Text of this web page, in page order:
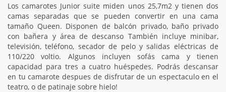
Los camarotes Junior suite miden unos 25,7m2 y tienen dos
camas separadas que se pueden convertir en una cama
tamaño Queen. Disponen de balcón privado, baño privado
con bañera y área de descanso También incluye minibar,
televisión, teléfono, secador de pelo y salidas eléctricas de
110/220 voltio. Algunos incluyen sofás cama y tienen
capacidad para tres a cuatro huéspedes. Podrás descansar
en tu camarote despues de disfrutar de un espectaculo en el
teatro, o de patinaje sobre hielo!